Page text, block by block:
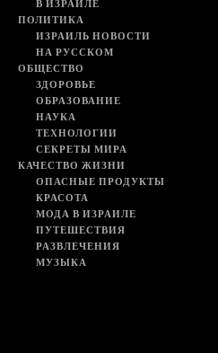
В ИЗРАИЛЕ
ПОЛИТИКА
ИЗРАИЛЬ НОВОСТИ
НА РУССКОМ
ОБЩЕСТВО
ЗДОРОВЬЕ
ОБРАЗОВАНИЕ
НАУКА
ТЕХНОЛОГИИ
СЕКРЕТЫ МИРА
КАЧЕСТВО ЖИЗНИ
ОПАСНЫЕ ПРОДУКТЫ
КРАСОТА
МОДА В ИЗРАИЛЕ
ПУТЕШЕСТВИЯ
РАЗВЛЕЧЕНИЯ
МУЗЫКА